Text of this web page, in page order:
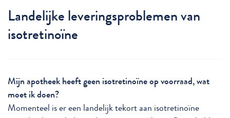
Landelijke leveringsproblemen van
isotretinoïne
Mijn apotheek heeft geen isotretinoïne op voorraad, wat
moet ik doen?
Momenteel is er een landelijk tekort aan isotretinoïne